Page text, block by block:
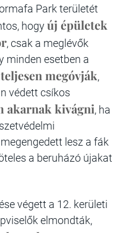
Park területét
hogyúj épületek
, csak a meglévők
minden esetben a
megóvják,
védett csíkos
akarnak kivágni, ha
lesz a fák
a beruházó újakat
végett a 12. kerületi
elmondták,